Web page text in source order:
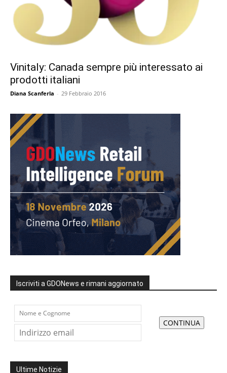
Vinitaly: Canada sempre più interessato ai
prodotti italiani
Diana Scanferla - 29 Febbraio 2016
Iscriviti a GDONews e rimani aggiornato
Ultime Notizie